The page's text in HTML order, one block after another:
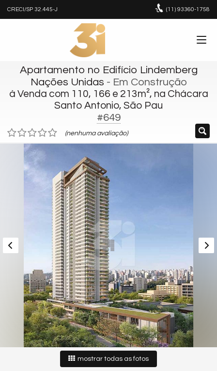
CRECI/SP 32.445-J (11) 93360-1758
Apartamento no Edifício Lindemberg
Nações Unidas - Em Construção
à Venda com 110, 166 e 213m², na Chácara
Santo Antonio, São Pau
#649
(nenhuma avaliação)
mostrar todas as fotos